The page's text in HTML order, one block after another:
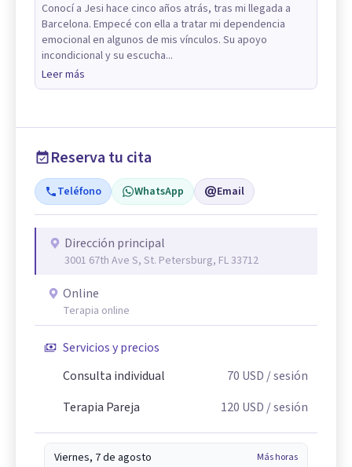
Conocí a Jesi hace cinco años atrás, tras mi llegada a
Barcelona. Empecé con ella a tratar mi dependencia
emocional en algunos de mis vínculos. Su apoyo
incondicional y su escucha...
Leer más
Reserva tu cita
Teléfono WhatsApp Email
Dirección principal
3001 67th Ave S, St. Petersburg, FL 33712
Online
Terapia online
Servicios y precios
Consulta individual
70 USD / sesión
Terapia Pareja
120 USD / sesión
Viernes, 7 de agosto Más horas